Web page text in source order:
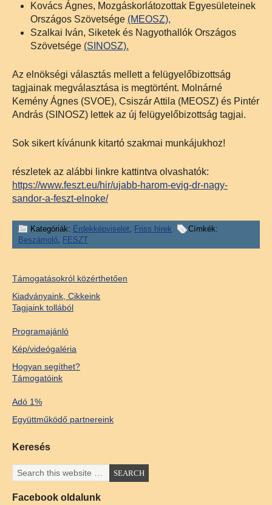
Kovács Ágnes, Mozgáskorlátozottak Egyesületeinek
Országos Szövetsége (MEOSZ),
Szalkai Iván, Siketek és Nagyothallók Országos
Szövetsége (SINOSZ).
Az elnökségi választás mellett a felügyelőbizottság
tagjainak megválasztása is megtörtént. Molnárné
Kemény Ágnes (SVOE), Csiszár Attila (MEOSZ) és Pintér
András (SINOSZ) lettek az új felügyelőbizottság tagjai.
Sok sikert kívánunk kitartó szakmai munkájukhoz!
részletek az alábbi linkre kattintva olvashatók:
https://www.feszt.eu/hir/ujabb-harom-evig-dr-nagy-
sandor-a-feszt-elnoke/
Kategóriák: Érdekképviselet, Friss hírek
Címkék:
Beszámoló, FESZT
Támogatásokról közérthetően
Kiadványaink, Cikkeink
Tagjaink tollából
Programajánló
Kép/videógaléria
Hogyan segíthet?
Támogatóink
Adó 1%
Együttműködő partnereink
Keresés
Facebook oldalunk